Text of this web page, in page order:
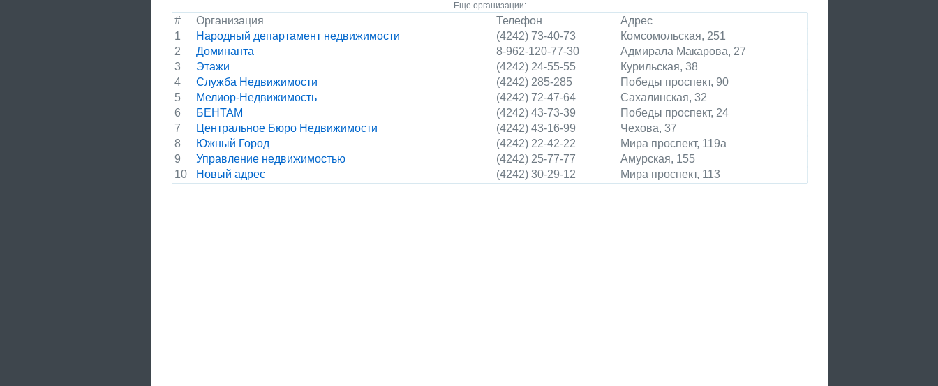
Еще организации:
# Организация Телефон
Адрес
1
Народный департамент недвижимости (4242) 73-40-73
Комсомольская, 251
2
Доминанта 8-962-120-77-30
Адмирала Макарова, 27
3
Этажи (4242) 24-55-55
Курильская, 38
4
Служба Недвижимости (4242) 285-285
Победы проспект, 90
5
Мелиор-Недвижимость (4242) 72-47-64
Сахалинская, 32
6
БЕНТАМ (4242) 43-73-39
Победы проспект, 24
7
Центральное Бюро Недвижимости (4242) 43-16-99
Чехова, 37
8
Южный Город (4242) 22-42-22
Мира проспект, 119а
9
Управление недвижимостью (4242) 25-77-77
Амурская, 155
10
Новый адрес (4242) 30-29-12 Мира проспект, 113